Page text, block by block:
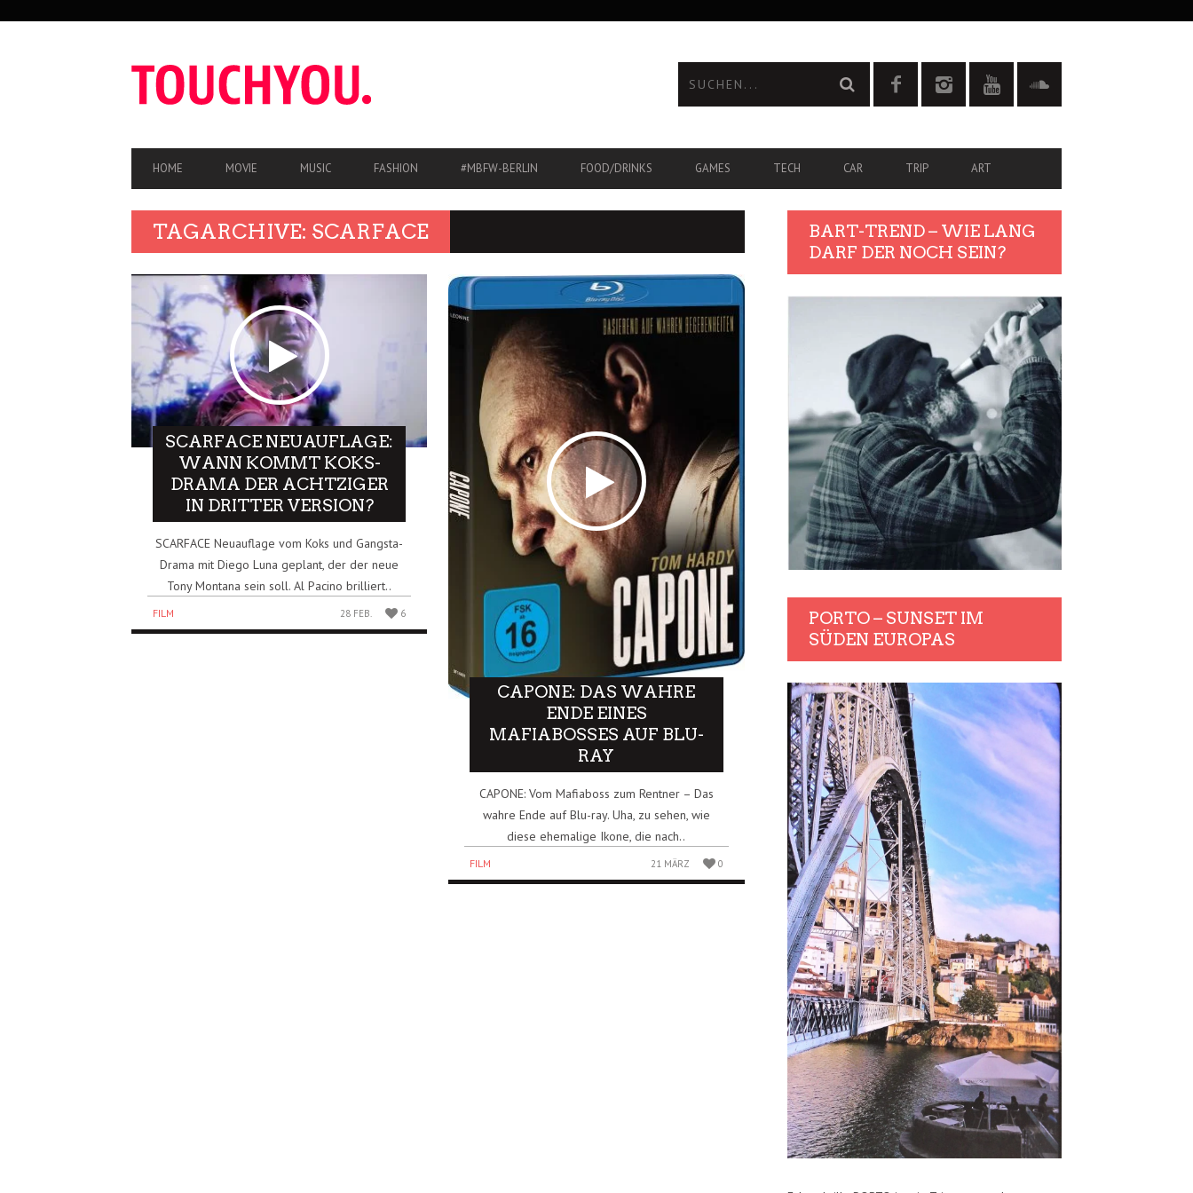
HAUPT-
NAVIGATION
HOME MOVIE MUSIC FASHION #MBFW-BERLIN FOOD/DRINKS GAMES TECH CAR TRIP ART
TAGARCHIVE: SCARFACE
SCARFACE NEUAUFLAGE:
WANN KOMMT KOKS-
DRAMA DER ACHTZIGER
IN DRITTER VERSION?
SCARFACE Neuauflage vom Koks und Gangsta-
Drama mit Diego Luna geplant, der der neue
Tony Montana sein soll. Al Pacino brilliert..
FILM 28 FEB. 6
CAPONE: DAS WAHRE
ENDE EINES
MAFIABOSSES AUF BLU-
RAY
CAPONE: Vom Mafiaboss zum Rentner – Das
wahre Ende auf Blu-ray. Uha, zu sehen, wie
diese ehemalige Ikone, die nach..
FILM 21 MÄRZ 0
BART-TREND – WIE LANG
DARF DER NOCH SEIN?
PORTO – SUNSET IM
SÜDEN EUROPAS